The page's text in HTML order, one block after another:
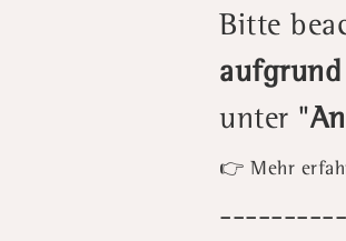
Bitte
aufgrund
unter "
👉 Mehr